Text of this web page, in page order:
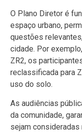
O Plano Diretor é
espaço urbano,
questões
cidade. Por
ZR2, os
reclassificada para
uso do solo.
As audiências
da comunidade,
sejam